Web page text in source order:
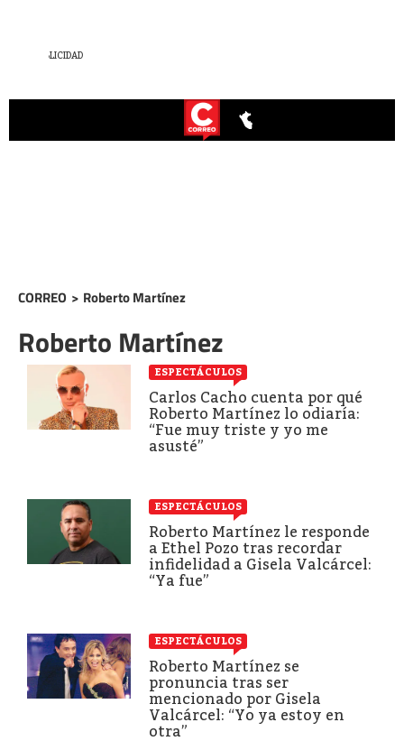
CORREO > Roberto Martínez
Roberto Martínez
ESPECTÁCULOS
Carlos Cacho cuenta por qué
Roberto Martínez lo odiaría:
“Fue muy triste y yo me
asusté”
ESPECTÁCULOS
Roberto Martínez le responde
a Ethel Pozo tras recordar
infidelidad a Gisela Valcárcel:
“Ya fue”
ESPECTÁCULOS
Roberto Martínez se
pronuncia tras ser
mencionado por Gisela
Valcárcel: “Yo ya estoy en
otra”